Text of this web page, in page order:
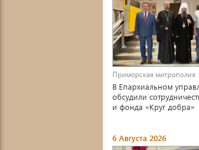
Приморская митрополия
В Епархиальном
обсудили
и фонда «Круг добра»
6 Августа 2026